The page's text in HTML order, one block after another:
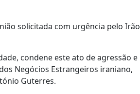
solicitada com urgência pelo Irão
condene este ato de agressão e
Negócios Estrangeiros iraniano,
Guterres.